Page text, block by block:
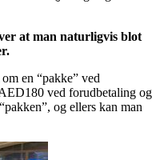
at man naturligvis blot
en “pakke” ved
ved forudbetaling og
og ellers kan man